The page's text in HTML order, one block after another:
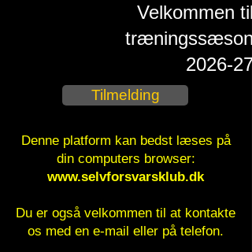
​ Velkommen til
træningssæson
2026-27
Tilmelding
Denne platform kan bedst læses på
din computers browser:
www.selvforsvarsklub.dk
Du er også velkommen til at kontakte
os med en e-mail eller på telefon.